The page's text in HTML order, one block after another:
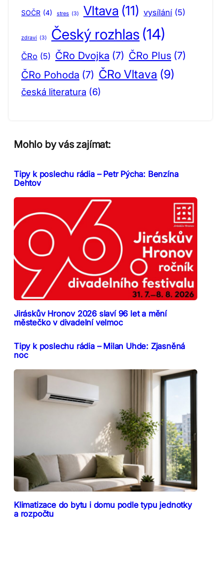
SOČR (4) stres (3) Vltava (11) vysílání (5)
zdraví (3) Český rozhlas (14)
ČRo (5) ČRo Dvojka (7) ČRo Plus (7)
ČRo Pohoda (7) ČRo Vltava (9)
česká literatura (6)
Mohlo by vás zajímat:
Tipy k poslechu rádia – Petr Pýcha: Benzína
Dehtov
Jiráskův Hronov 2026 slaví 96 let a mění
městečko v divadelní velmoc
Tipy k poslechu rádia – Milan Uhde: Zjasněná
noc
Klimatizace do bytu i domu podle typu jednotky
a rozpočtu